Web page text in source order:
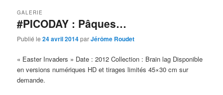
#PICODAY : Pâques…
GALERIE
Publié le24 avril 2014parJérôme Roudet
« Easter Invaders » Date : 2012 Collection : Brain lag Disponible
en versions numériques HD et tirages limités 45×30 cm sur
demande.